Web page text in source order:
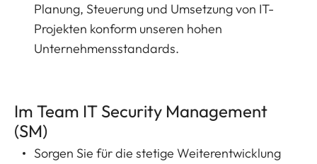
Planung, Steuerung und Umsetzung von IT-
Projekten konform unseren hohen
Unternehmensstandards.
Im Team IT Security Management
(SM)
Sorgen Sie für die stetige Weiterentwicklung